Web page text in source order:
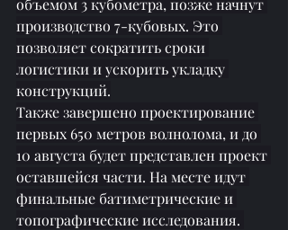
производство 7-кубовых. Это
позволяет сократить сроки
логистики и ускорить укладку
конструкций.
Также завершено проектирование
первых 650 метров волнолома, и до
10 августа будет представлен проект
оставшейся части. На месте идут
финальные батиметрические и
топографические исследования.